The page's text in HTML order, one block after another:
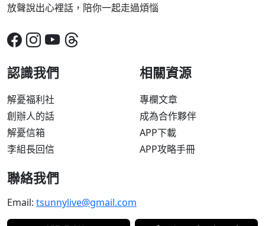
放聲說出心裡話，陪你一起走過煩惱
認識我們
解憂福利社
創辦人的話
解憂信箱
李組長回信
相關資源
專欄文章
成為合作夥伴
APP下載
APP攻略手冊
聯絡我們
Email: tsunnylive@gmail.com